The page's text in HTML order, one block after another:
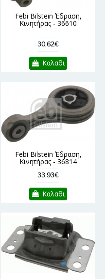
Febi Bilstein Έδραση,
Κινητήρας - 36610
30,62€
Καλαθι
Febi Bilstein Έδραση,
Κινητήρας - 36814
33,93€
Καλαθι